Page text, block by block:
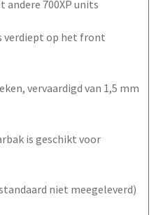
andere 700XP units
verdiept op het front
vervaardigd van 1,5 mm
is geschikt voor
niet meegeleverd)